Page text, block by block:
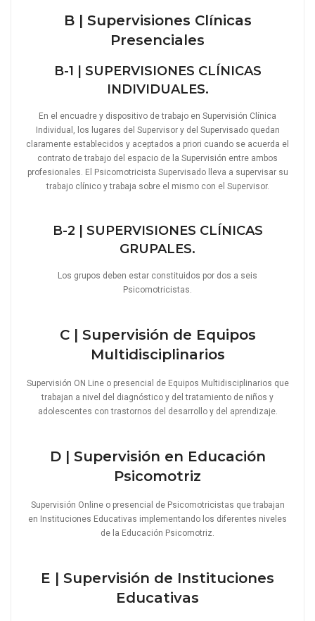
B | Supervisiones Clínicas
Presenciales
B-1 | SUPERVISIONES CLÍNICAS
INDIVIDUALES.
En el encuadre y dispositivo de trabajo en Supervisión Clínica
Individual, los lugares del Supervisor y del Supervisado quedan
claramente establecidos y aceptados a priori cuando se acuerda el
contrato de trabajo del espacio de la Supervisión entre ambos
profesionales. El Psicomotricista Supervisado lleva a supervisar su
trabajo clínico y trabaja sobre el mismo con el Supervisor.
B-2 | SUPERVISIONES CLÍNICAS
GRUPALES.
Los grupos deben estar constituidos por dos a seis
Psicomotricistas.
C | Supervisión de Equipos
Multidisciplinarios
Supervisión ON Line o presencial de Equipos Multidisciplinarios que
trabajan a nivel del diagnóstico y del tratamiento de niños y
adolescentes con trastornos del desarrollo y del aprendizaje.
D | Supervisión en Educación
Psicomotriz
Supervisión Online o presencial de Psicomotricistas que trabajan
en Instituciones Educativas implementando los diferentes niveles
de la Educación Psicomotriz.
E | Supervisión de Instituciones
Educativas